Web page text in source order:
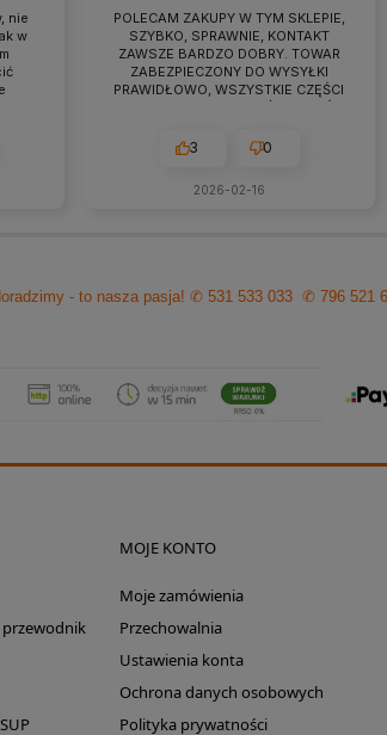
nie
w
POLECAM ZAKUPY W TYM SKLEPIE,
SZYBKO, SPRAWNIE, KONTAKT
ZAWSZE BARDZO DOBRY. TOWAR
ZABEZPIECZONY DO WYSYŁKI
PRAWIDŁOWO, WSZYSTKIE CZĘŚCI
WARTO TUTAJ
3 0
2026-02-16
- to nasza pasja!✆ 531 533 033 ✆ 796 521
przewodnik
MOJE KONTO
Moje zamówienia
Przechowalnia
Ustawienia konta
Ochrona danych osobowych
Polityka prywatności